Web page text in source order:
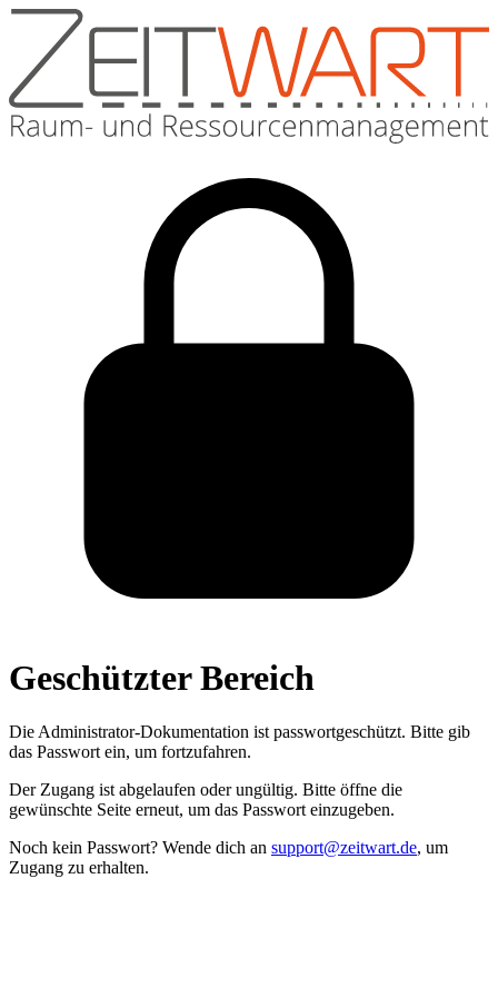
Geschützter Bereich
Die Administrator­-Dokumentation ist passwort­geschützt. Bitte gib
das Passwort ein, um fortzufahren.
Der Zugang ist abgelaufen oder ungültig. Bitte öffne die
gewünschte Seite erneut, um das Passwort einzugeben.
Noch kein Passwort? Wende dich an support@zeitwart.de, um
Zugang zu erhalten.